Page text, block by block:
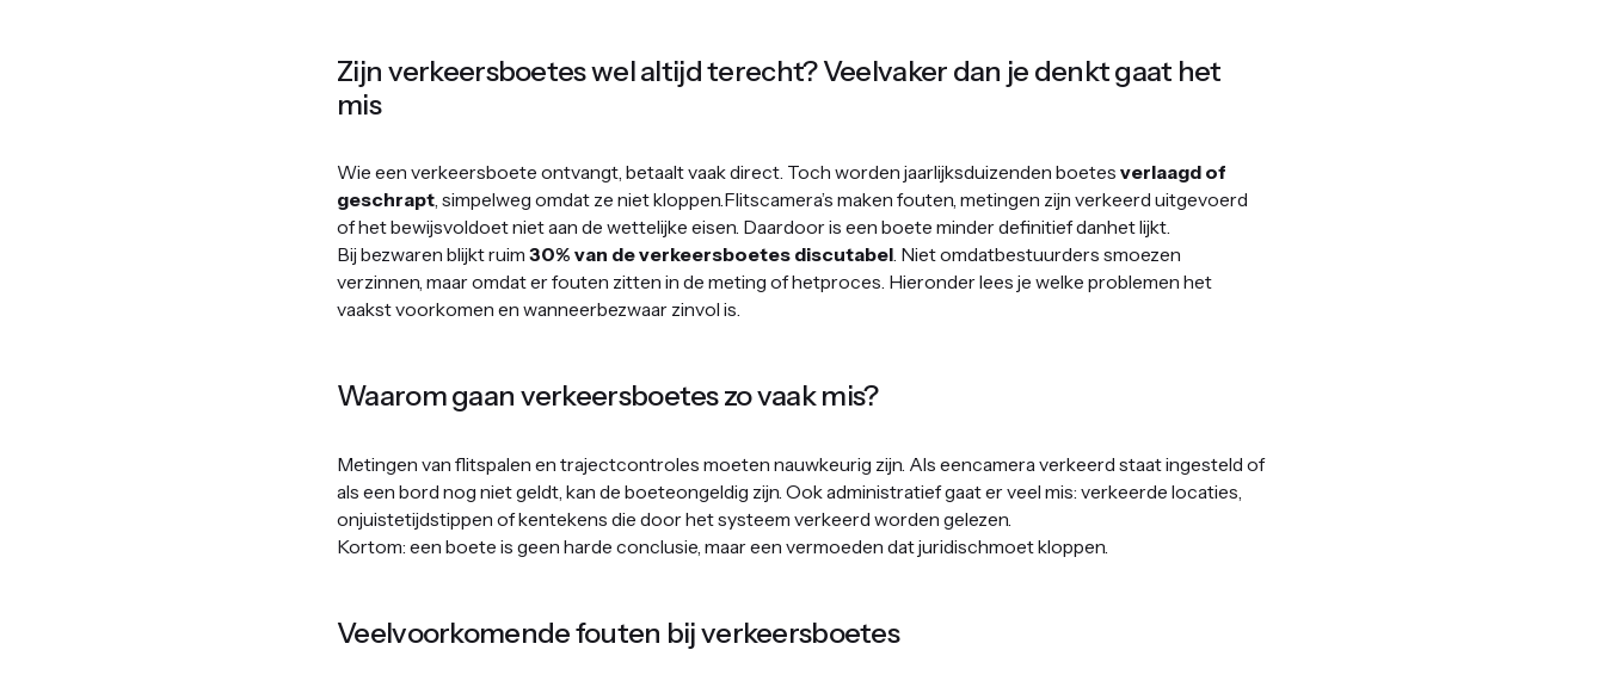
Zijn verkeersboetes wel altijd terecht? Veelvaker dan je denkt gaat het
mis
Wie een verkeersboete ontvangt, betaalt vaak direct. Toch worden jaarlijksduizenden boetesverlaagd of
geschrapt, simpelweg omdat ze niet kloppen.Flitscamera’s maken fouten, metingen zijn verkeerd uitgevoerd
of het bewijsvoldoet niet aan de wettelijke eisen. Daardoor is een boete minder definitief danhet lijkt.
Bij bezwaren blijkt ruim30% van de verkeersboetes discutabel. Niet omdatbestuurders smoezen
verzinnen, maar omdat er fouten zitten in de meting of hetproces. Hieronder lees je welke problemen het
vaakst voorkomen en wanneerbezwaar zinvol is.
Waarom gaan verkeersboetes zo vaak mis?
Metingen van flitspalen en trajectcontroles moeten nauwkeurig zijn. Als eencamera verkeerd staat ingesteld of
als een bord nog niet geldt, kan de boeteongeldig zijn. Ook administratief gaat er veel mis: verkeerde locaties,
onjuistetijdstippen of kentekens die door het systeem verkeerd worden gelezen.
Kortom: een boete is geen harde conclusie, maar een vermoeden dat juridischmoet kloppen.
Veelvoorkomende fouten bij verkeersboetes